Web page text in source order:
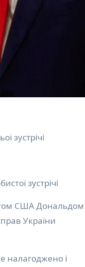
зустрічі
зустрічі
України
налагоджено і